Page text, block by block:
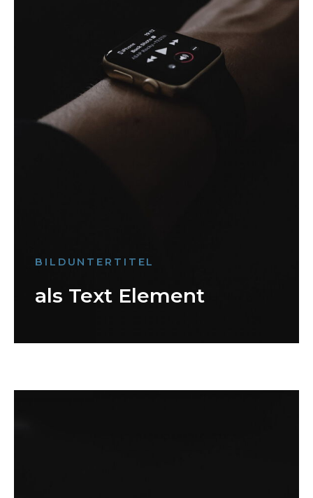
BILDUNTERTITEL
als Text Element